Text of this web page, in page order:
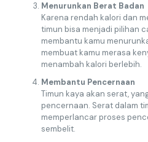
Menurunkan Berat Badan
Karena rendah kalori dan
timun bisa menjadi pilihan
membantu kamu
membuat kamu merasa
menambah kalori berlebih.
Membantu Pencernaan
Timun kaya akan serat,
pencernaan. Serat dalam
memperlancar proses
sembelit.